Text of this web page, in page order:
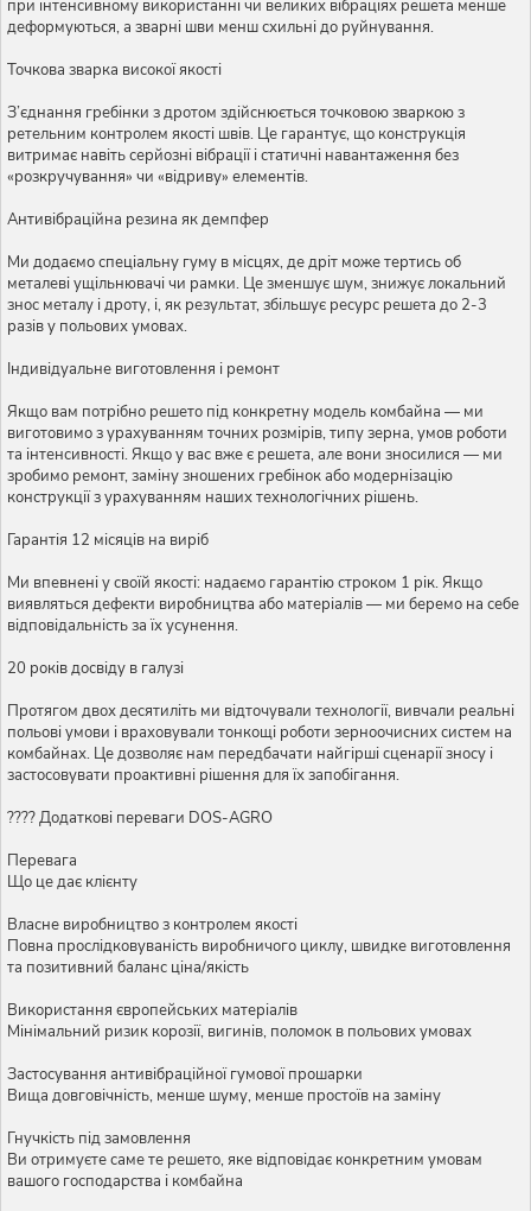
при інтенсивному використанні чи великих вібраціях решета менше
деформуються, а зварні шви менш схильні до руйнування.
Точкова зварка високої якості
З’єднання гребінки з дротом здійснюється точковою зваркою з
ретельним контролем якості швів. Це гарантує, що конструкція
витримає навіть серйозні вібрації і статичні навантаження без
«розкручування» чи «відриву» елементів.
Антивібраційна резина як демпфер
Ми додаємо спеціальну гуму в місцях, де дріт може тертись об
металеві ущільнювачі чи рамки. Це зменшує шум, знижує локальний
знос металу і дроту, і, як результат, збільшує ресурс решета до 2-3
разів у польових умовах.
Індивідуальне виготовлення і ремонт
Якщо вам потрібно решето під конкретну модель комбайна — ми
виготовимо з урахуванням точних розмірів, типу зерна, умов роботи
та інтенсивності. Якщо у вас вже є решета, але вони зносилися — ми
зробимо ремонт, заміну зношених гребінок або модернізацію
конструкції з урахуванням наших технологічних рішень.
Гарантія 12 місяців на виріб
Ми впевнені у своїй якості: надаємо гарантію строком 1 рік. Якщо
виявляться дефекти виробництва або матеріалів — ми беремо на себе
відповідальність за їх усунення.
20 років досвіду в галузі
Протягом двох десятиліть ми відточували технології, вивчали реальні
польові умови і враховували тонкощі роботи зерноочисних систем на
комбайнах. Це дозволяє нам передбачати найгірші сценарії зносу і
застосовувати проактивні рішення для їх запобігання.
???? Додаткові переваги DOS-AGRO
Перевага
Що це дає клієнту
Власне виробництво з контролем якості
Повна прослідковуваність виробничого циклу, швидке виготовлення
та позитивний баланс ціна/якість
Використання європейських матеріалів
Мінімальний ризик корозії, вигинів, поломок в польових умовах
Застосування антивібраційної гумової прошарки
Вища довговічність, менше шуму, менше простоїв на заміну
Гнучкість під замовлення
Ви отримуєте саме те решето, яке відповідає конкретним умовам
вашого господарства і комбайна